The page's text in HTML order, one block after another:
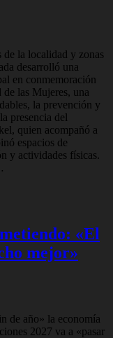
la localidad y zonas
desarrolló una
en conmemoración
las Mujeres, una
la prevención y
presencia del
quien acompañó a
espacios de
y actividades físicas.
«El
mejor»
de año» la economía
2027 va a «pasar